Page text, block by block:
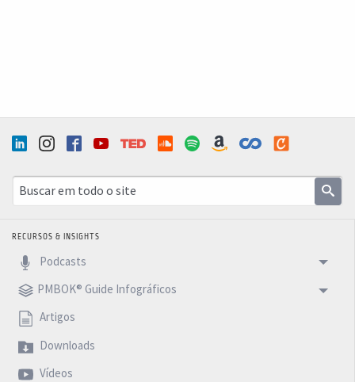
RECURSOS & INSIGHTS
Podcasts
PMBOK® Guide Infográficos
Artigos
Downloads
Vídeos